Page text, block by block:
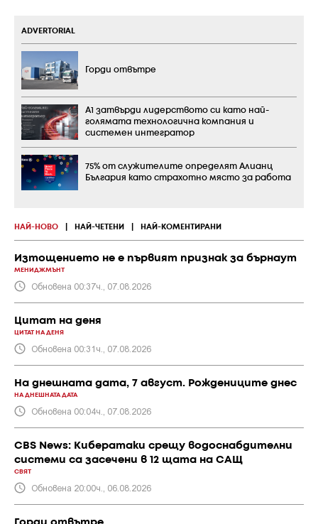
НАЙ-НОВО НАЙ-ЧЕТЕНИ НАЙ-КОМЕНТИРАНИ
Изтощението не е първият признак за бърнаут
МЕНИДЖМЪНТ
Обновена 00:37ч., 07.08.2026
Цитат на деня
ЦИТАТ НА ДЕНЯ
Обновена 00:31ч., 07.08.2026
На днешната дата, 7 август. Рождениците днес
НА ДНЕШНАТА ДАТА
Обновена 00:04ч., 07.08.2026
CBS News: Кибератаки срещу водоснабдителни
системи са засечени в 12 щата на САЩ
СВЯТ
Обновена 20:00ч., 06.08.2026
ADVERTORIAL
Горди отвътре
А1 затвърди лидерството си като най-
голямата технологична компания и
системен интегратор
75% от служителите определят Алианц
България като страхотно място за работа